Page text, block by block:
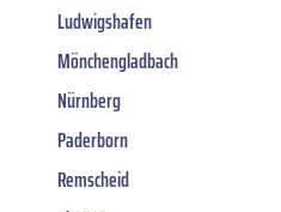
Ludwigshafen
Mönchengladbach
Nürnberg
Paderborn
Remscheid